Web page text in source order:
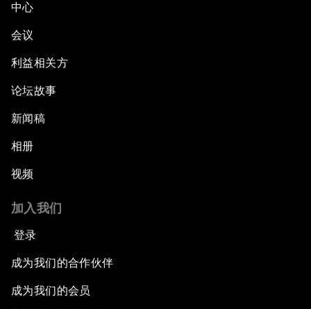
中心
会议
利益相关方
论坛故事
新闻稿
相册
视频
加入我们
登录
成为我们的合作伙伴
成为我们的会员